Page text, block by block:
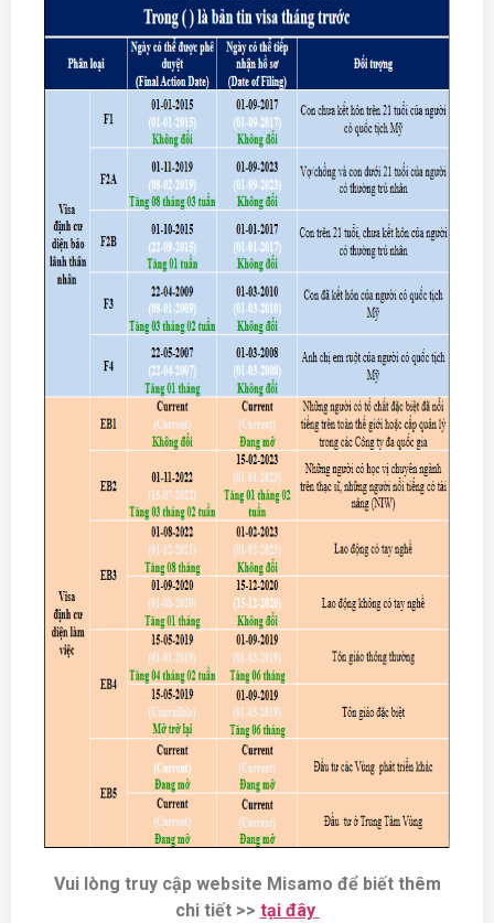
Vui lòng truy cập website Misamo để biết thêm
chi tiết >> tại đây